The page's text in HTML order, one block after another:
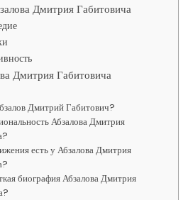
Дмитрия Габитовича
Дмитрия Габитовича
Дмитрий Габитович?
Абзалова Дмитрия
есть у Абзалова Дмитрия
биография Абзалова Дмитрия